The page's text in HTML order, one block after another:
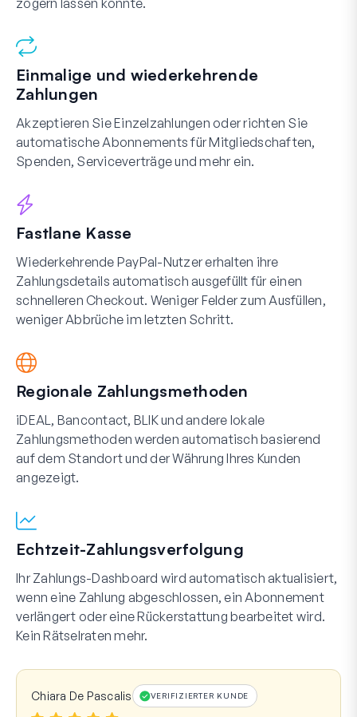
zögern lassen könnte.
Einmalige und wiederkehrende
Zahlungen
Akzeptieren Sie Einzelzahlungen oder richten Sie
automatische Abonnements für Mitgliedschaften,
Spenden, Serviceverträge und mehr ein.
Fastlane Kasse
Wiederkehrende PayPal-Nutzer erhalten ihre
Zahlungsdetails automatisch ausgefüllt für einen
schnelleren Checkout. Weniger Felder zum Ausfüllen,
weniger Abbrüche im letzten Schritt.
Regionale Zahlungsmethoden
iDEAL, Bancontact, BLIK und andere lokale
Zahlungsmethoden werden automatisch basierend
auf dem Standort und der Währung Ihres Kunden
angezeigt.
Echtzeit-Zahlungsverfolgung
Ihr Zahlungs-Dashboard wird automatisch aktualisiert,
wenn eine Zahlung abgeschlossen, ein Abonnement
verlängert oder eine Rückerstattung bearbeitet wird.
Kein Rätselraten mehr.
Chiara De Pascalis VERIFIZIERTER KUNDE